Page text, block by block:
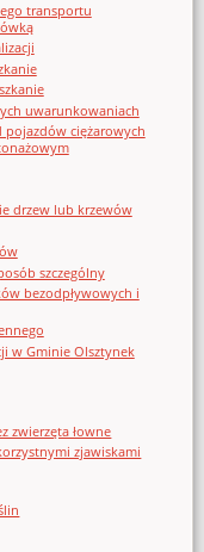
transportu
uwarunkowaniach
pojazdów ciężarowych
drzew lub krzewów
szczególny
bezodpływowych i
w Gminie Olsztynek
zwierzęta łowne
zjawiskami